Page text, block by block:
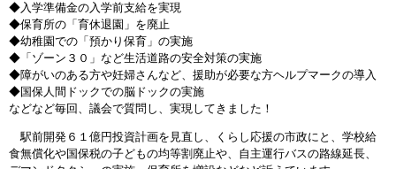
◆入学準備金の入学前支給を実現
◆保育所の「育休退園」を廃止
◆幼稚園での「預かり保育」の実施
◆「ゾーン３０」など生活道路の安全対策の実施
◆障がいのある方や妊婦さんなど、援助が必要な方ヘルプマークの導入
◆国保人間ドックでの脳ドックの実施
などなど毎回、議会で質問し、実現してきました！
駅前開発６１億円投資計画を見直し、くらし応援の市政にと、学校給
食無償化や国保税の子どもの均等割廃止や、自主運行バスの路線延長、